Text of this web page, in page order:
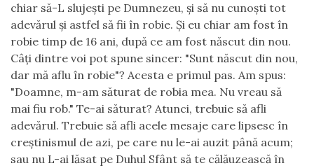
chiar să-L slujeşti pe Dumnezeu, şi să nu cunoşti tot
adevărul şi astfel să fii în robie. Şi eu chiar am fost în
robie timp de 16 ani, după ce am fost născut din nou.
Câţi dintre voi pot spune sincer: "Sunt născut din nou,
dar mă aflu în robie"? Acesta e primul pas. Am spus:
"Doamne, m-am săturat de robia mea. Nu vreau să
mai fiu rob." Te-ai săturat? Atunci, trebuie să afli
adevărul. Trebuie să afli acele mesaje care lipsesc în
creştinismul de azi, pe care nu le-ai auzit până acum;
sau nu L-ai lăsat pe Duhul Sfânt să te călăuzească în